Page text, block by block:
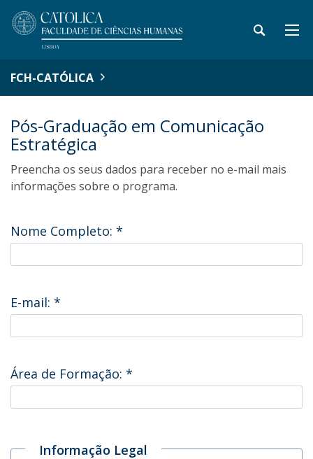
FCH-CATÓLICA
Pós-Graduação em Comunicação
Estratégica
Preencha os seus dados para receber no e-mail mais
informações sobre o programa.
Nome Completo: *
E-mail: *
Área de Formação: *
Informação Legal